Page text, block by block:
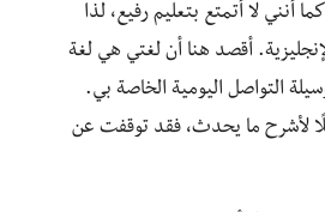
أنني لا أتمتع بتعليم رفيع، لذا
أقصد هنا أن لغتي هي لغة
التواصل اليومية الخاصة بي.
لأشرح ما يحدث، فقد توقفت عن